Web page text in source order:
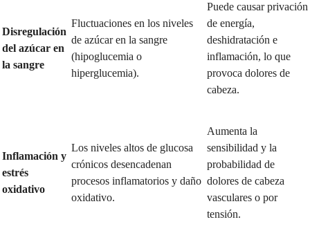
Disregulación
del azúcar en
la sangre
Fluctuaciones en los niveles
de azúcar en la sangre
(hipoglucemia o
hiperglucemia).
Puede causar privación
de energía,
deshidratación e
inflamación, lo que
provoca dolores de
cabeza.
Inflamación y
estrés
oxidativo
Los niveles altos de glucosa
crónicos desencadenan
procesos inflamatorios y daño
oxidativo.
Aumenta la
sensibilidad y la
probabilidad de
dolores de cabeza
vasculares o por
tensión.